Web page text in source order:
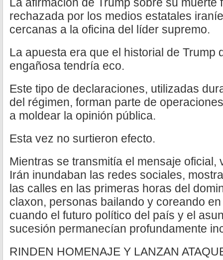
rechazada por los medios estatales
cercanas a la oficina del líder supremo.
La apuesta era que el historial de Trump
engañosa tendría eco.
Este tipo de declaraciones, utilizadas
del régimen, forman parte de
a moldear la opinión pública.
Esta vez no surtieron efecto.
Mientras se transmitía el mensaje oficial,
Irán inundaban las redes sociales,
las calles en las primeras horas del
claxon, personas bailando y coreando
cuando el futuro político del país y el
sucesión permanecían profundamente
RINDEN HOMENAJE Y LANZAN